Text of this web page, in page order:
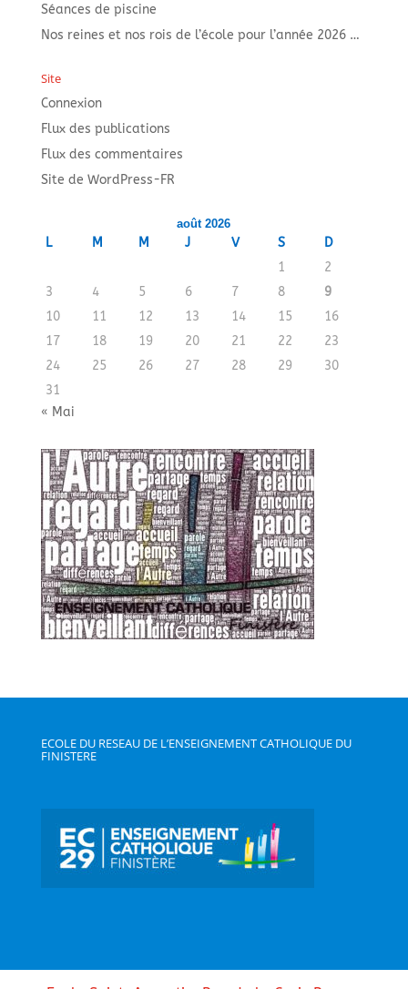
Séances de piscine
Nos reines et nos rois de l’école pour l’année 2026 …
Site
Connexion
Flux des publications
Flux des commentaires
Site de WordPress-FR
août 2026
L M M J V S
D
1
2
3
4 5 6 7 8
9
10
11 12 13 14 15
16
17
18 19 20 21 22
23
24
25 26 27 28 29
30
31
« Mai
ECOLE DU RESEAU DE L’ENSEIGNEMENT CATHOLIQUE DU
FINISTERE